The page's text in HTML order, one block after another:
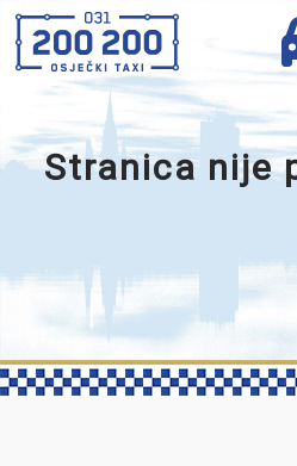
Stranica nije